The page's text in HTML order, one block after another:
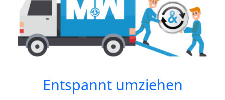
Entspannt umziehen